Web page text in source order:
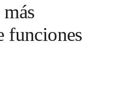
funciones